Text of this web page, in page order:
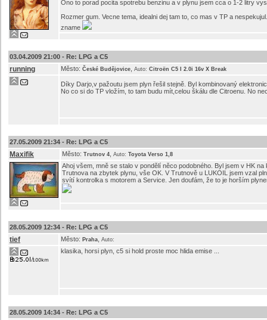
Ono to porad pocita spotrebu benzinu a v plynu jsem cca o 1-2 litry
Rozmer gum. Vecne tema, idealni dej tam to, co mas v TP a
zname
03.04.2009 21:00 - Re: LPG a C5
running Město: České Budějovice Auto: Citroën C5 I 2.0i 16v X Break
Díky Darjo,v pažoutu jsem plyn řešil stejně. Byl kombinovaný
No co si do TP vložím, to tam budu mít,celou škálu dle Citroenu. No
27.05.2009 21:34 - Re: LPG a C5
Maxifik Město: Trutnov 4 Auto: Toyota Verso 1,8
Ahoj všem, mně se stalo v pondělí něco podobného. Byl jsem v HK
Trutnova na zbytek plynu, vše OK. V Trutnově u LUKOIL jsem vzal
svítí kontrolka s motorem a Service. Jen doufám, že to je horším
28.05.2009 12:34 - Re: LPG a C5
tief Město: Praha Auto:
klasika, horsi plyn, c5 si hold proste moc hlida emise ...
28.05.2009 14:34 - Re: LPG a C5